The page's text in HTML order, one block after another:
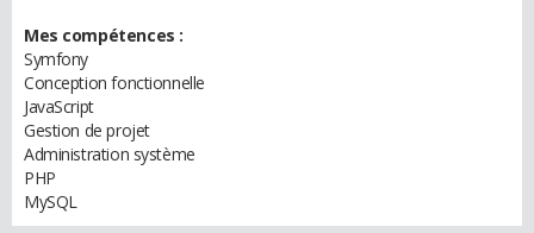
Mes compétences :
Symfony
Conception fonctionnelle
JavaScript
Gestion de projet
Administration système
PHP
MySQL